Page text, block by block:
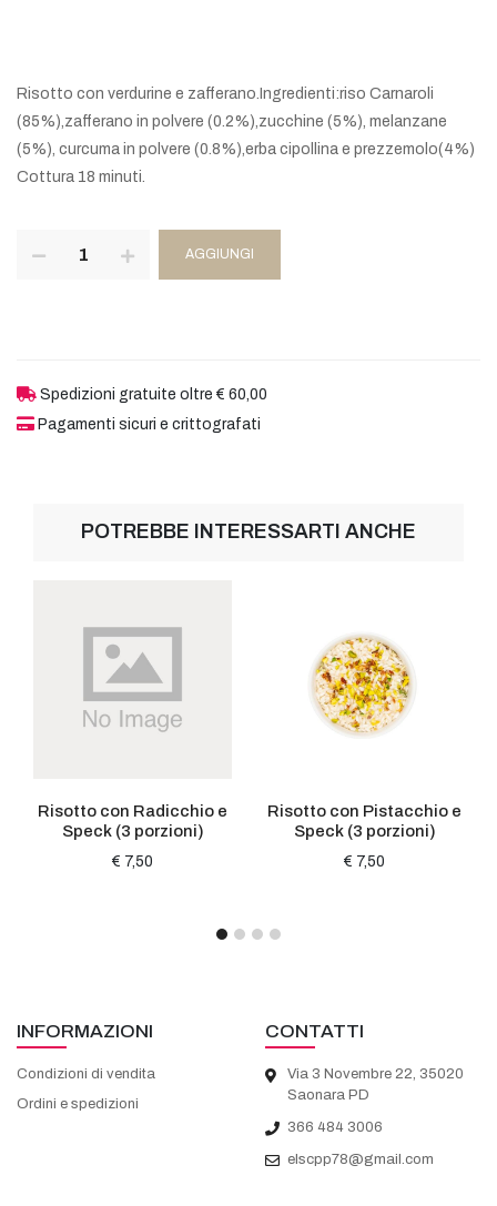
Risotto con verdurine e zafferano.Ingredienti:riso Carnaroli
(85%),zafferano in polvere (0.2%),zucchine (5%), melanzane
(5%), curcuma in polvere (0.8%),erba cipollina e prezzemolo(4%)
Cottura 18 minuti.
AGGIUNGI
Spedizioni gratuite oltre € 60,00
Pagamenti sicuri e crittografati
POTREBBE INTERESSARTI ANCHE
Risotto con Radicchio e
Speck (3 porzioni)
€ 7,50
Risotto con Pistacchio e
Speck (3 porzioni)
€ 7,50
INFORMAZIONI
Condizioni di vendita
Ordini e spedizioni
CONTATTI
Via 3 Novembre 22, 35020
Saonara PD
366 484 3006
elscpp78@gmail.com